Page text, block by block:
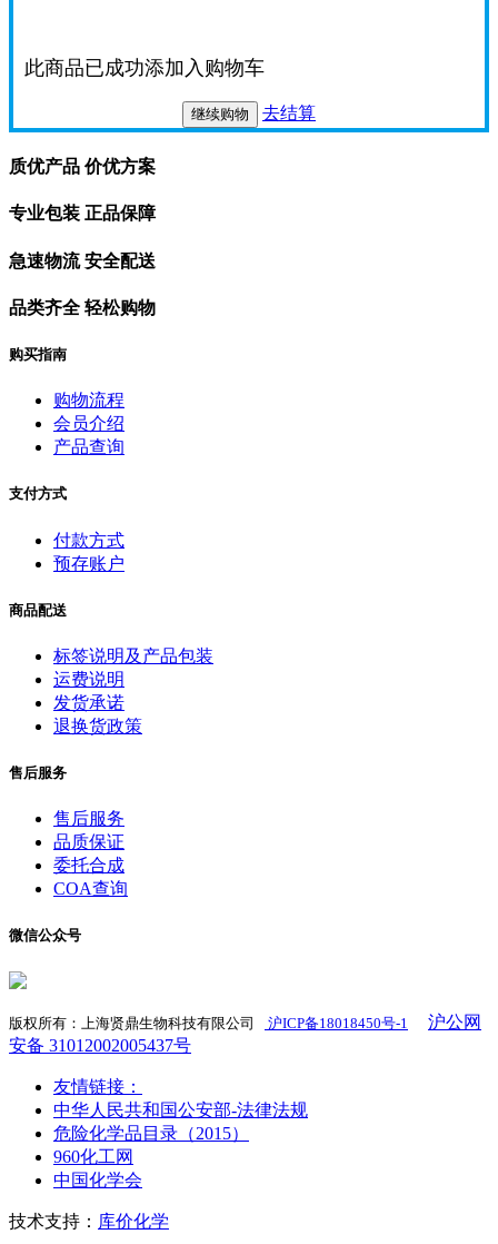
此商品已成功添加入购物车
继续购物 去结算
质优产品 价优方案
专业包装 正品保障
急速物流 安全配送
品类齐全 轻松购物
购买指南
购物流程
会员介绍
产品查询
支付方式
付款方式
预存账户
商品配送
标签说明及产品包装
运费说明
发货承诺
退换货政策
售后服务
售后服务
品质保证
委托合成
COA查询
微信公众号
版权所有：上海贤鼎生物科技有限公司 沪ICP备18018450号-1
沪公网
安备 31012002005437号
友情链接：
中华人民共和国公安部-法律法规
危险化学品目录（2015）
960化工网
中国化学会
技术支持： 库价化学